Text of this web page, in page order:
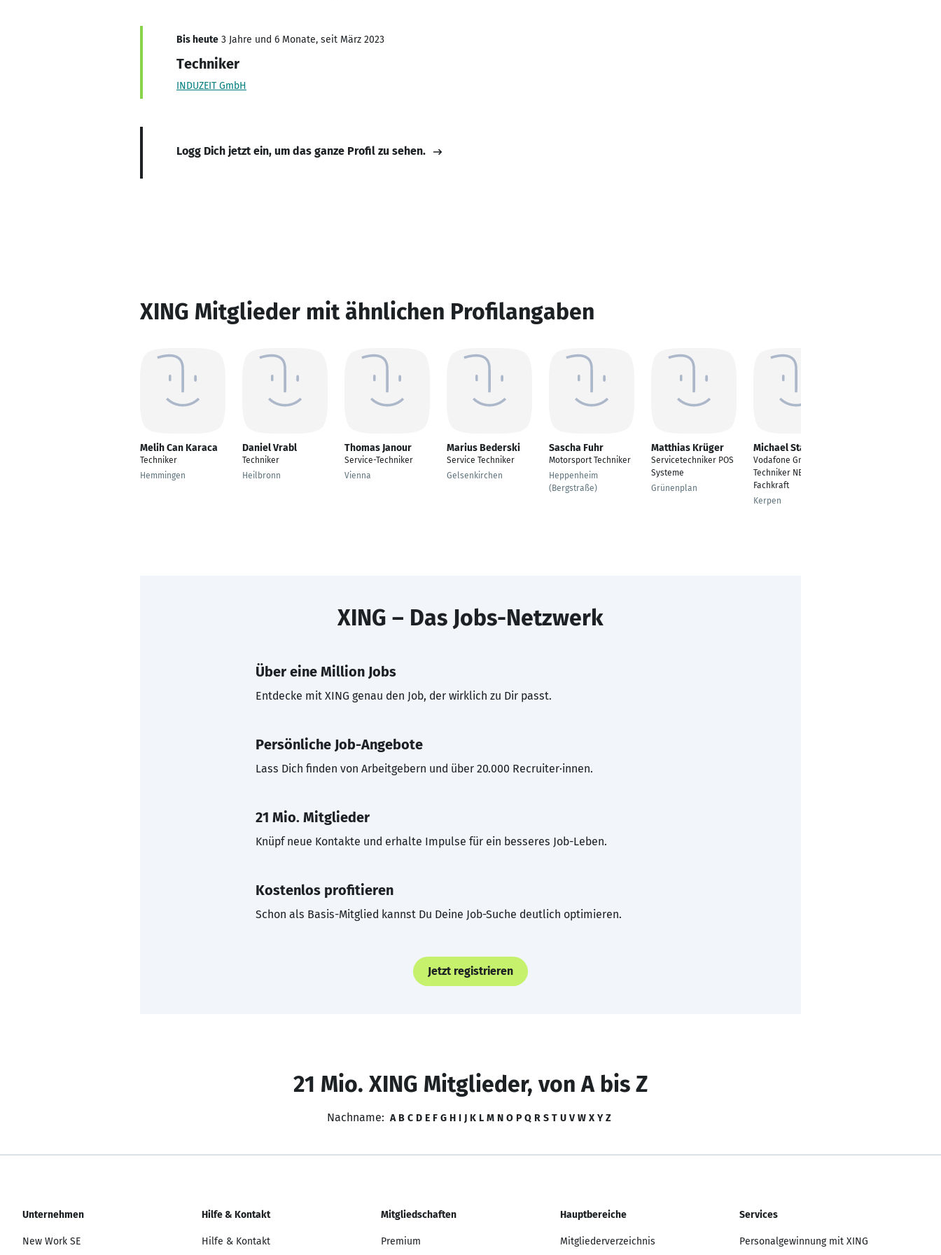
Bis heute 3 Jahre und 6 Monate, seit März 2023
Techniker
INDUZEIT GmbH
Logg Dich jetzt ein, um das ganze Profil zu sehen.
XING Mitglieder mit ähnlichen Profilangaben
Melih Can Karaca
Techniker
Hemmingen
Daniel Vrabl
Techniker
Heilbronn
Thomas Janour
Service-Techniker
Vienna
Marius Bederski
Service Techniker
Gelsenkirchen
Sascha Fuhr
Motorsport Techniker
Heppenheim
(Bergstraße)
Matthias Krüger
Servicetechniker POS
Systeme
Grünenplan
Michael Stadie
Vodafone GmbH,
Techniker NE2, LWL
Fachkraft
Kerpen
XING – Das Jobs-Netzwerk
Über eine Million Jobs
Entdecke mit XING genau den Job, der wirklich zu Dir passt.
Persönliche Job-Angebote
Lass Dich finden von Arbeitgebern und über 20.000 Recruiter·innen.
21 Mio. Mitglieder
Knüpf neue Kontakte und erhalte Impulse für ein besseres Job-Leben.
Kostenlos profitieren
Schon als Basis-Mitglied kannst Du Deine Job-Suche deutlich optimieren.
Jetzt registrieren
21 Mio. XING Mitglieder, von A bis Z
Nachname: A B C D E F G H I J K L M N O P Q R S T U V W X Y Z
Unternehmen
New Work SE
Hilfe & Kontakt
Hilfe & Kontakt
Mitgliedschaften
Premium
Hauptbereiche
Mitgliederverzeichnis
Services
Personalgewinnung mit XING